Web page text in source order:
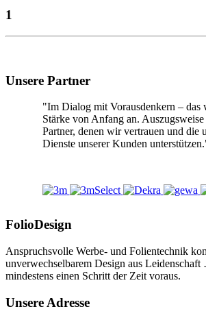
1
Unsere Partner
"Im Dialog mit Vorausdenkern – das
Stärke von Anfang an.
Partner, denen wir vertrauen und die
Dienste unserer Kunden
FolioDesign
Anspruchsvolle Werbe- und Folientechnik
unverwechselbarem Design aus
mindestens einen Schritt der Zeit voraus.
Unsere Adresse